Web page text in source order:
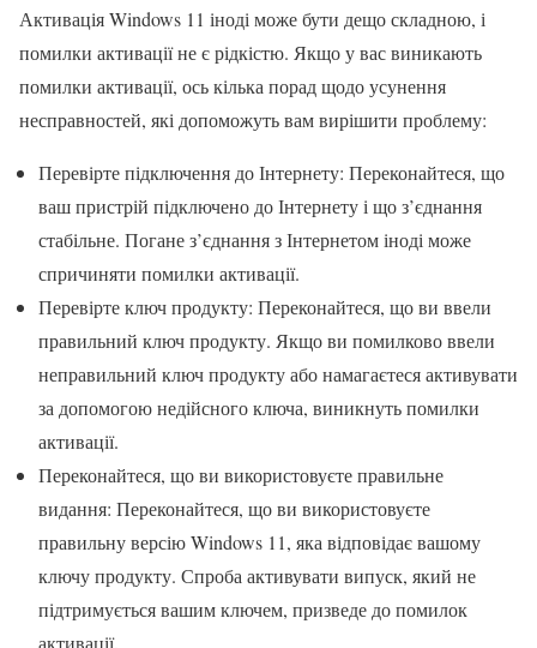
Активація Windows 11 іноді може бути дещо складною, і
помилки активації не є рідкістю. Якщо у вас виникають
помилки активації, ось кілька порад щодо усунення
несправностей, які допоможуть вам вирішити проблему:
Перевірте підключення до Інтернету: Переконайтеся, що
ваш пристрій підключено до Інтернету і що з’єднання
стабільне. Погане з’єднання з Інтернетом іноді може
спричиняти помилки активації.
Перевірте ключ продукту: Переконайтеся, що ви ввели
правильний ключ продукту. Якщо ви помилково ввели
неправильний ключ продукту або намагаєтеся активувати
за допомогою недійсного ключа, виникнуть помилки
активації.
Переконайтеся, що ви використовуєте правильне
видання: Переконайтеся, що ви використовуєте
правильну версію Windows 11, яка відповідає вашому
ключу продукту. Спроба активувати випуск, який не
підтримується вашим ключем, призведе до помилок
активації.